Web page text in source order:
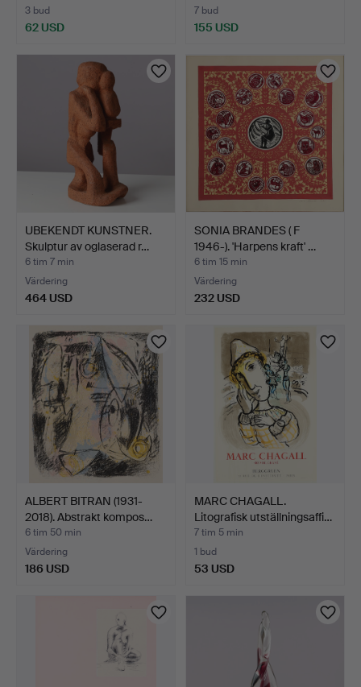
3 bud
62 USD
7 bud
155 USD
UBEKENDT KUNSTNER.
Skulptur av oglaserad r…
6 tim 7 min
Värdering
464 USD
SONIA BRANDES ( F
1946-). 'Harpens kraft' …
6 tim 15 min
Värdering
232 USD
ALBERT BITRAN (1931-
2018). Abstrakt kompos…
6 tim 50 min
Värdering
186 USD
MARC CHAGALL.
Litografisk utställningsaffi…
7 tim 5 min
1 bud
53 USD